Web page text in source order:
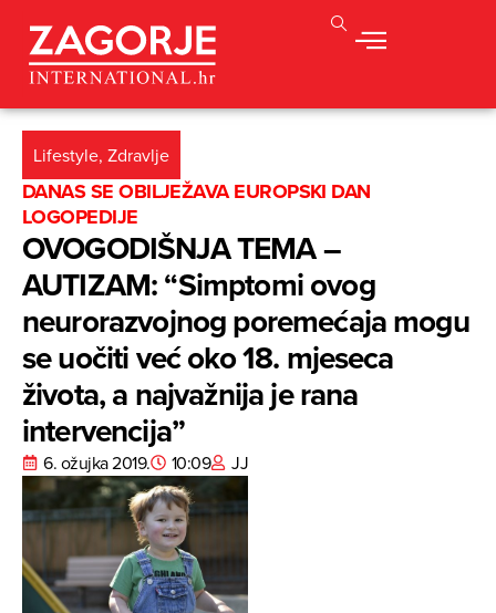
Lifestyle, Zdravlje
DANAS SE OBILJEŽAVA EUROPSKI DAN
LOGOPEDIJE
OVOGODIŠNJA TEMA –
AUTIZAM: “Simptomi ovog
neurorazvojnog poremećaja mogu
se uočiti već oko 18. mjeseca
života, a najvažnija je rana
intervencija”
6. ožujka 2019. 10:09 JJ